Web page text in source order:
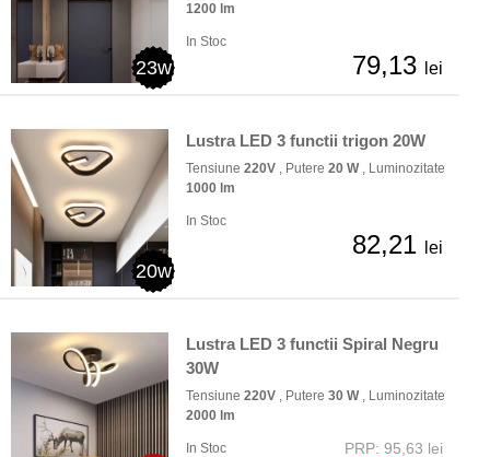
23w
1200 lm
In Stoc
79,13 lei
20w
Lustra LED 3 functii trigon 20W
Tensiune 220V , Putere 20 W, Luminozitate
1000 lm
In Stoc
82,21 lei
Lustra LED 3 functii Spiral Negru
30W
Tensiune 220V , Putere 30 W, Luminozitate
2000 lm
In Stoc PRP: 95,63 lei